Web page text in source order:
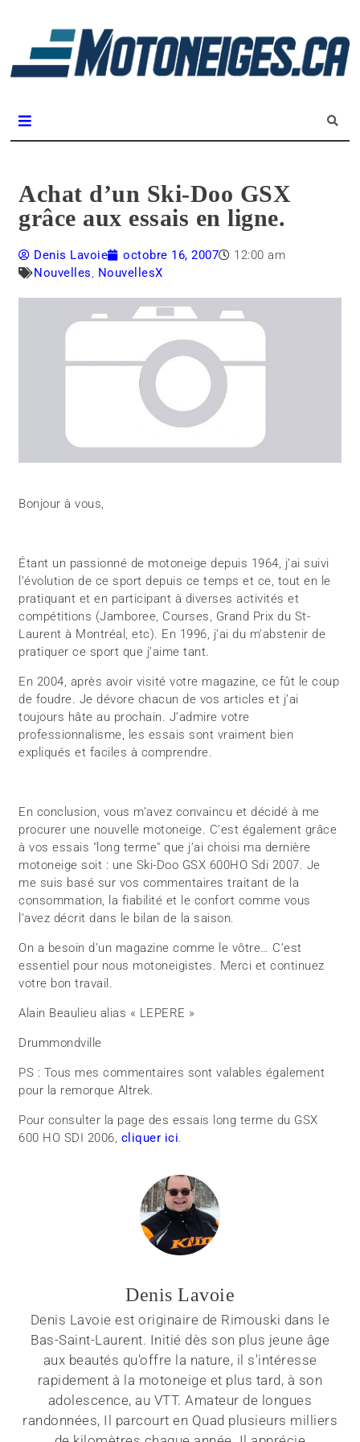
Achat d’un Ski-Doo GSX
grâce aux essais en ligne.
Denis Lavoie octobre 16, 2007
12:00 am
Nouvelles, NouvellesX
Bonjour à vous,
Étant un passionné de motoneige depuis 1964, j’ai suivi
l’évolution de ce sport depuis ce temps et ce, tout en le
pratiquant et en participant à diverses activités et
compétitions (Jamboree, Courses, Grand Prix du St-
Laurent à Montréal, etc). En 1996, j’ai du m’abstenir de
pratiquer ce sport que j’aime tant.
En 2004, après avoir visité votre magazine, ce fût le coup
de foudre. Je dévore chacun de vos articles et j’ai
toujours hâte au prochain. J’admire votre
professionnalisme, les essais sont vraiment bien
expliqués et faciles à comprendre.
En conclusion, vous m’avez convaincu et décidé à me
procurer une nouvelle motoneige. C’est également grâce
à vos essais "long terme" que j’ai choisi ma dernière
motoneige soit : une Ski-Doo GSX 600HO Sdi 2007. Je
me suis basé sur vos commentaires traitant de la
consommation, la fiabilité et le confort comme vous
l’avez décrit dans le bilan de la saison.
On a besoin d’un magazine comme le vôtre… C’est
essentiel pour nous motoneigistes. Merci et continuez
votre bon travail.
Alain Beaulieu alias « LEPERE »
Drummondville
PS : Tous mes commentaires sont valables également
pour la remorque Altrek.
Pour consulter la page des essais long terme du GSX
600 HO SDI 2006, cliquer ici.
Denis Lavoie
Denis Lavoie est originaire de Rimouski dans le
Bas-Saint-Laurent. Initié dès son plus jeune âge
aux beautés qu'offre la nature, il s'intéresse
rapidement à la motoneige et plus tard, à son
adolescence, au VTT. Amateur de longues
randonnées, Il parcourt en Quad plusieurs milliers